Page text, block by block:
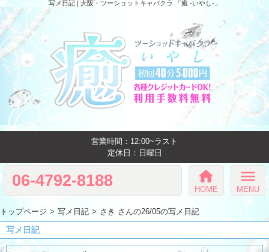
写メ日記 | 大阪・ツーショットキャバクラ 「癒 -いやし‐」
営業時間：12:00~ラスト
定休日：日曜日
06-4792-8188 home
HOME
menu
MENU
トップページ 写メ日記 さき さんの26/05の写メ日記
写メ日記